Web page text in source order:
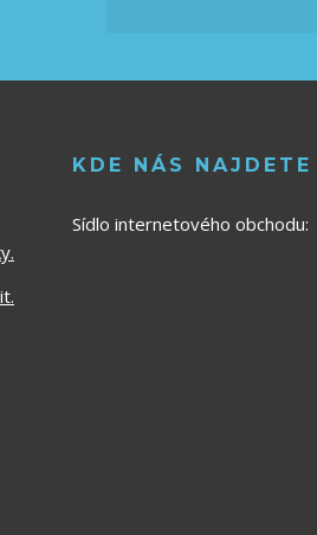
KDE NÁS NAJDETE
Sídlo internetového obchodu: